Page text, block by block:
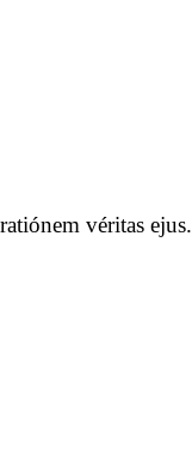
véritas ejus.